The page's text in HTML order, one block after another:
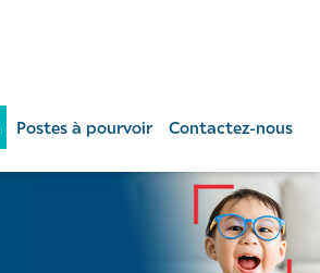
Postes à pourvoir Contactez-nous